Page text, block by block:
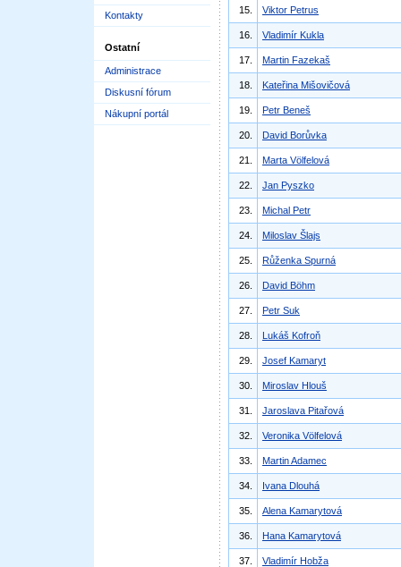
Kontakty
Ostatní
Administrace
Diskusní fórum
Nákupní portál
15. Viktor Petrus
16. Vladimír Kukla
17. Martin Fazekaš
18. Kateřina Mišovičová
19. Petr Beneš
20. David Borůvka
21. Marta Völfelová
22. Jan Pyszko
23. Michal Petr
24. Miloslav Šlajs
25. Růženka Spurná
26. David Böhm
27. Petr Suk
28. Lukáš Kofroň
29. Josef Kamaryt
30. Miroslav Hlouš
31. Jaroslava Pitařová
32. Veronika Völfelová
33. Martin Adamec
34. Ivana Dlouhá
35. Alena Kamarytová
36. Hana Kamarytová
37. Vladimír Hobža